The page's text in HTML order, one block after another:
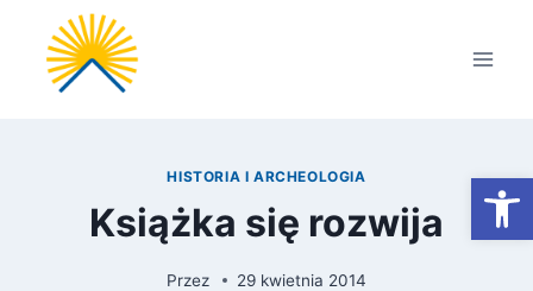
Przejdź
treści
HISTORIA I ARCHEOLOGIA
Książka się rozwija
Przez 29 kwietnia 2014